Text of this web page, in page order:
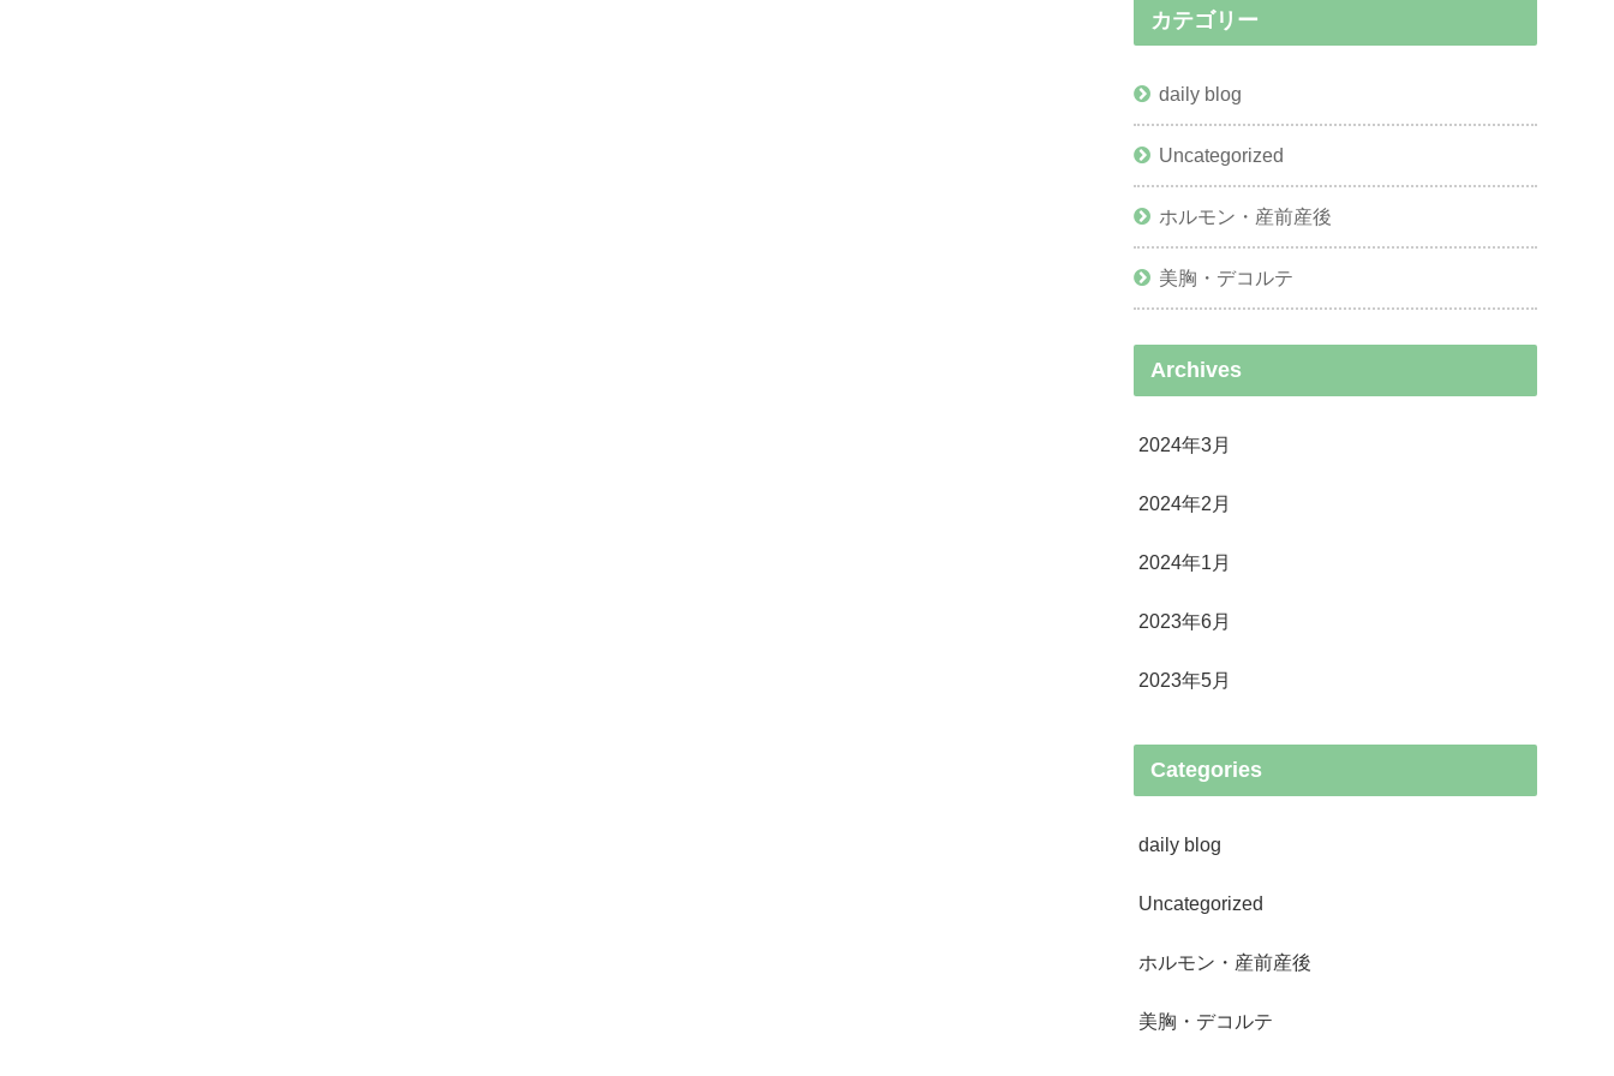
カテゴリー
daily blog
Uncategorized
ホルモン・産前産後
美胸・デコルテ
Archives
2024年3月
2024年2月
2024年1月
2023年6月
2023年5月
Categories
daily blog
Uncategorized
ホルモン・産前産後
美胸・デコルテ